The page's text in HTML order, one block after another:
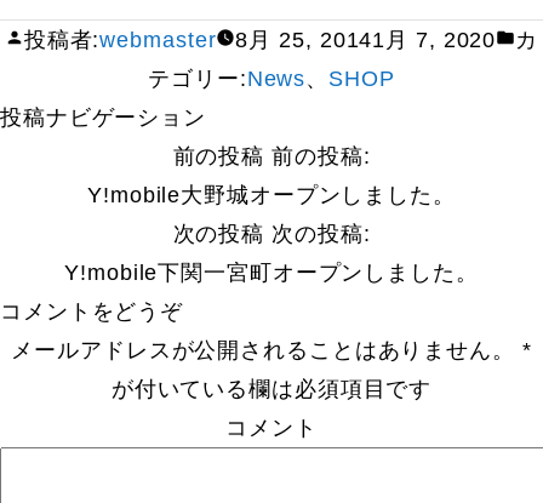
投稿者:webmaster 8月 25, 20141月 7, 2020
カ
テゴリー:News、 SHOP
投稿ナビゲーション
前の投稿 前の投稿:
Y!mobile大野城オープンしました。
次の投稿 次の投稿:
Y!mobile下関一宮町オープンしました。
コメントをどうぞ
メールアドレスが公開されることはありません。
*
が付いている欄は必須項目です
コメント